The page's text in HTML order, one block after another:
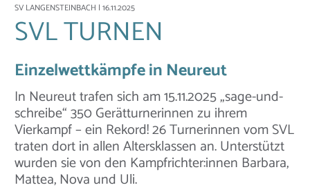
SV LANGENSTEINBACH | 16.11.2025
SVL TURNEN
Einzelwettkämpfe in Neureut
In Neureut trafen sich am 15.11.2025 „sage-und-
schreibe“ 350 Gerätturnerinnen zu ihrem
Vierkampf – ein Rekord! 26 Turnerinnen vom SVL
traten dort in allen Altersklassen an. Unterstützt
wurden sie von den Kampfrichter:innen Barbara,
Mattea, Nova und Uli.